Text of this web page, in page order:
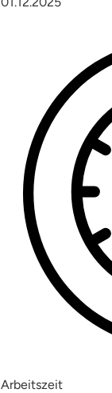
Arbeitszeit